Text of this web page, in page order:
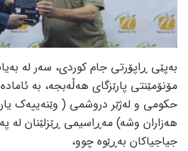
بەپێی ڕاپۆرتی جام کوردی، سەر لە
مۆنۆمێنتی پارێزگای ھەڵەبجە، بە
حکومی و لەژێر دروشمی ( وێنەییەک
ھەزاران وشە) مەڕاسیمی ڕێزلێنان لە
جیاجیاکان بەڕێوە چوو،